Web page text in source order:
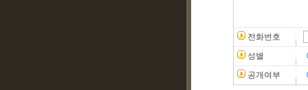
전화번호
성별
공개여부